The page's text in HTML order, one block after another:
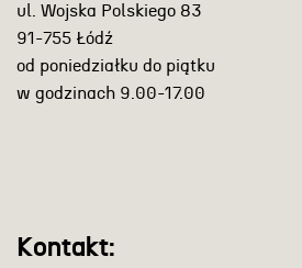
ul. Wojska Polskiego 83
91-755 Łódź
od poniedziałku do piątku
w godzinach 9.00-17.00
Kontakt: